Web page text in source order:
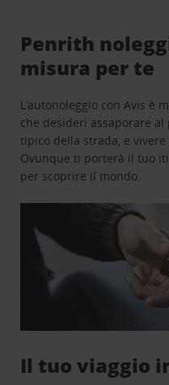
Penrith
misura per te
L’autonoleggio con Avis è
che desideri assaporare
tipico della strada, e
Ovunque ti porterà il tuo
per scoprire il mondo.
Il tuo viaggio